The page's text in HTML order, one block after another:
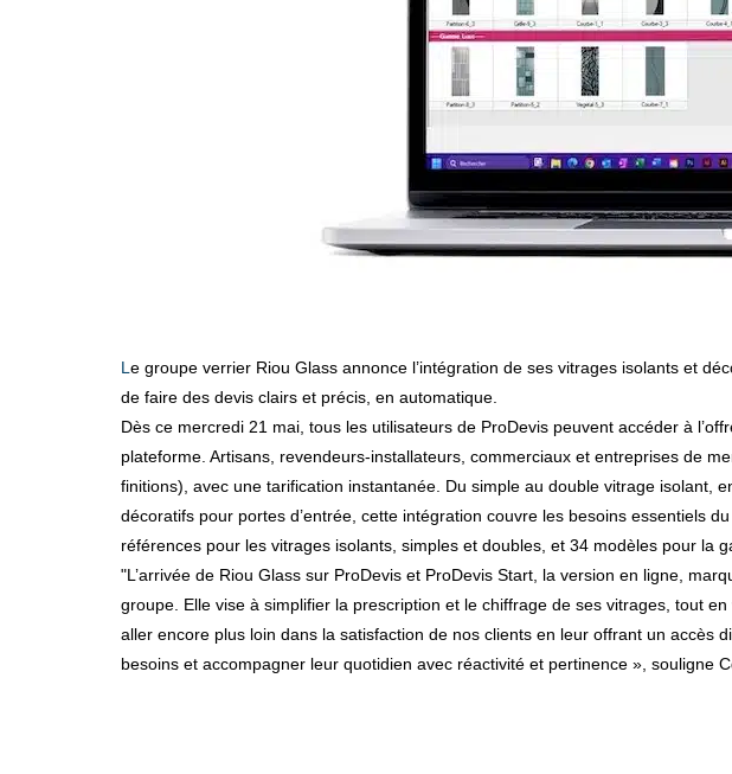
Le groupe verrier Riou Glass annonce l’intégration de ses vitrages isolants et décoratifs sur la plateforme ProDevis. Objectif : simplifier la vie des professionnels en leur permettant
de faire des devis clairs et précis, en automatique.
Dès ce mercredi 21 mai, tous les utilisateurs de ProDevis peuvent accéder à
plateforme. Artisans, revendeurs-installateurs, commerciaux et entreprises de
finitions), avec une tarification instantanée. Du simple au double vitrage isolant,
décoratifs pour portes d’entrée, cette intégration couvre les besoins essentiels
références pour les vitrages isolants, simples et doubles, et 34 modèles pour la
"L’arrivée de Riou Glass sur ProDevis et ProDevis Start, la version en ligne,
groupe. Elle vise à simplifier la prescription et le chiffrage de ses vitrages, tout
aller encore plus loin dans la satisfaction de nos clients en leur offrant un accès
besoins et accompagner leur quotidien avec réactivité et pertinence », souligne